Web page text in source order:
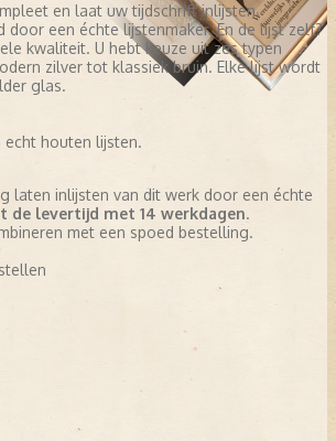
en laat uw tijdschrift inlijsten.
door een échte lijstenmaker. En de lijst zelf?
kwaliteit. U hebt keuze uit zes typen
zilver tot klassiek bruin. Elke lijst wordt
glas.
echt houten lijsten.
laten inlijsten van dit werk door een échte
de levertijd met 14 werkdagen.
met een spoed bestelling.